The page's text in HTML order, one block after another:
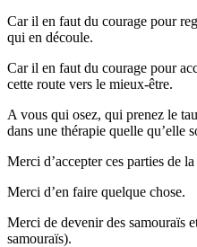
Car il en faut du courage pour
qui en découle.
Car il en faut du courage pour
cette route vers le mieux-être.
A vous qui osez, qui prenez le
dans une thérapie quelle qu’elle
Merci d’accepter ces parties de
Merci d’en faire quelque chose.
Merci de devenir des samouraïs
samouraïs).